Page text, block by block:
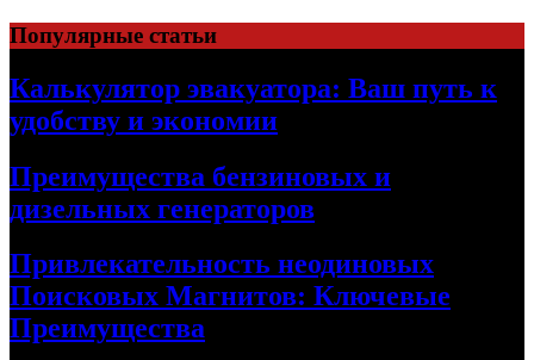
Skip
to
content
Популярные статьи
Калькулятор эвакуатора: Ваш путь к
удобству и экономии
Преимущества бензиновых и
дизельных генераторов
Привлекательность неодиновых
Поисковых Магнитов: Ключевые
Преимущества